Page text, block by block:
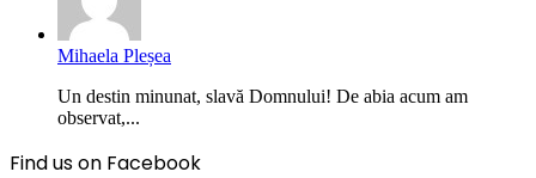
Mihaela Pleșea
Un destin minunat, slavă Domnului! De abia acum am
observat,...
Find us on Facebook